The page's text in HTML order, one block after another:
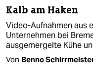
Kalb am Haken
Video-Aufnahmen aus
Unternehmen bei
ausgemergelte Kühe
Von Benno